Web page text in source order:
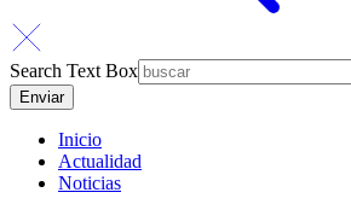
Search Text Box
Inicio
Actualidad
Noticias